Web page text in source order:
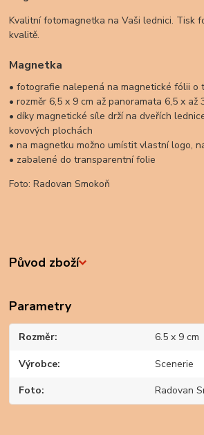
Kvalitní fotomagnetka na Vaši lednici. Tisk
kvalitě.
Magnetka
• fotografie nalepená na magnetické fólii o
• rozměr 6,5 x 9 cm až panoramata 6,5 x až
• díky magnetické síle drží na dveřích
kovových plochách
• na magnetku možno umístit vlastní logo,
• zabalené do transparentní folie
Foto: Radovan Smokoň
Původ zboží
Parametry
Rozměr 6.5 x 9 cm
Výrobce Scenerie
Foto Radovan